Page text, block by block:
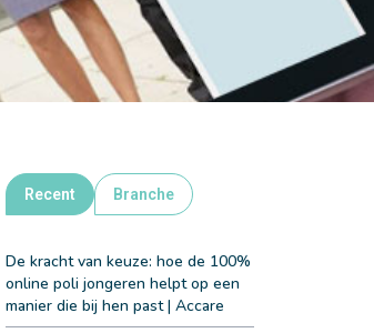
Recent Branche
De kracht van keuze: hoe de 100%
online poli jongeren helpt op een
manier die bij hen past | Accare